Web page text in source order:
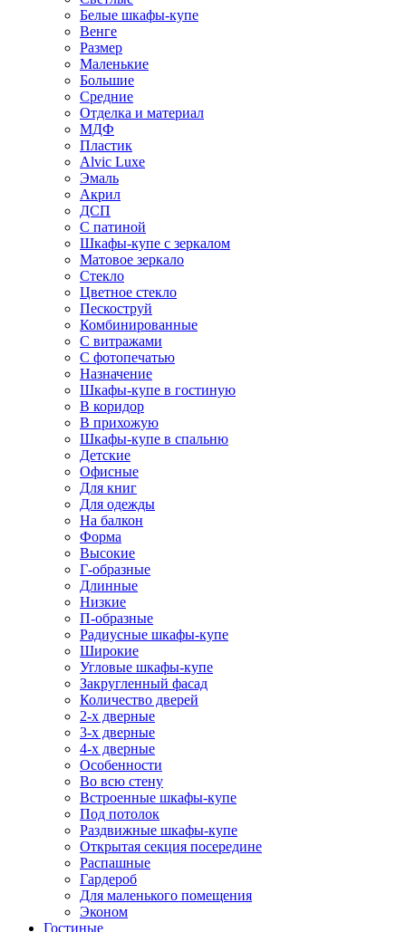
Белые шкафы-купе
Венге
Размер
Маленькие
Большие
Средние
Отделка и материал
МДФ
Пластик
Alvic Luxe
Эмаль
Акрил
ДСП
С патиной
Шкафы-купе с зеркалом
Матовое зеркало
Стекло
Цветное стекло
Пескоструй
Комбинированные
С витражами
С фотопечатью
Назначение
Шкафы-купе в гостиную
В коридор
В прихожую
Шкафы-купе в спальню
Детские
Офисные
Для книг
Для одежды
На балкон
Форма
Высокие
Г-образные
Длинные
Низкие
П-образные
Радиусные шкафы-купе
Широкие
Угловые шкафы-купе
Закругленный фасад
Количество дверей
2-х дверные
3-х дверные
4-х дверные
Особенности
Во всю стену
Встроенные шкафы-купе
Под потолок
Раздвижные шкафы-купе
Открытая секция посередине
Распашные
Гардероб
Для маленького помещения
Эконом
Гостиные